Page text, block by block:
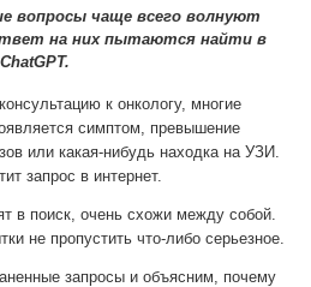
вопросы чаще всего волнуют
на них пытаются найти в
к онкологу, многие
симптом, превышение
или какая-нибудь находка на УЗИ.
запрос в интернет.
в поиск, очень схожи между собой.
не пропустить что-либо серьезное.
запросы и объясним, почему